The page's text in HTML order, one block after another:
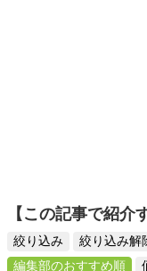
【この記事で紹介
絞り込み
絞り込み解
編集部のおすすめ順